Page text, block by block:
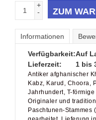
+
-
ZUM
Informationen
Verfügbarkeit:Auf
Lieferzeit:
1 bis
Antiker afghanischer
Kabz, Karud, Choora,
Jahrhundert, T-
Originaler und
Paschtunen-Stammes